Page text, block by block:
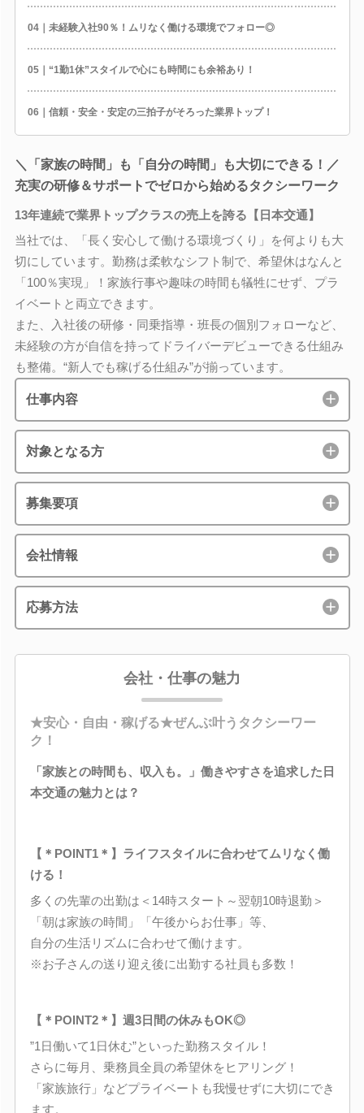
04｜未経験入社90％！ムリなく働ける環境でフォロー◎
05｜“1勤1休”スタイルで心にも時間にも余裕あり！
06｜信頼・安全・安定の三拍子がそろった業界トップ！
＼「家族の時間」も「自分の時間」も大切にできる！／
充実の研修＆サポートでゼロから始めるタクシーワーク
13年連続で業界トップクラスの売上を誇る【日本交通】
当社では、「長く安心して働ける環境づくり」を何よりも大
切にしています。勤務は柔軟なシフト制で、希望休はなんと
「100％実現」！家族行事や趣味の時間も犠牲にせず、プラ
イベートと両立できます。
また、入社後の研修・同乗指導・班長の個別フォローなど、
未経験の方が自信を持ってドライバーデビューできる仕組み
も整備。“新人でも稼げる仕組み”が揃っています。
仕事内容
対象となる方
募集要項
会社情報
応募方法
会社・仕事の魅力
★安心・自由・稼げる★ぜんぶ叶うタクシーワー
ク！
「家族との時間も、収入も。」働きやすさを追求した日
本交通の魅力とは？
【＊POINT1＊】ライフスタイルに合わせてムリなく働
ける！
多くの先輩の出勤は＜14時スタート～翌朝10時退勤＞
「朝は家族の時間」「午後からお仕事」等、
自分の生活リズムに合わせて働けます。
※お子さんの送り迎え後に出勤する社員も多数！
【＊POINT2＊】週3日間の休みもOK◎
”1日働いて1日休む”といった勤務スタイル！
さらに毎月、乗務員全員の希望休をヒアリング！
「家族旅行」などプライベートも我慢せずに大切にでき
ます。